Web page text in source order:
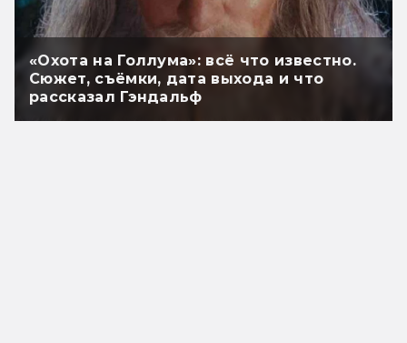
«Охота на Голлума»: всё что известно.
Сюжет, съёмки, дата выхода и что
рассказал Гэндальф